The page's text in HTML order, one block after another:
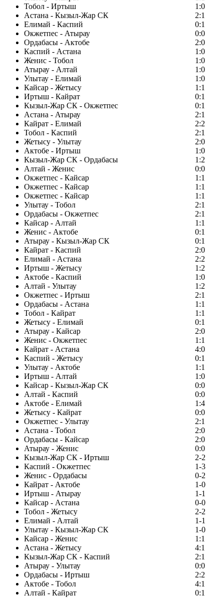
Тобол - Иртыш
1:0
Астана - Кызыл-Жар СК
2:1
Елимай - Каспий
0:1
Окжетпес - Атырау
0:0
Ордабасы - Актобе
2:0
Каспий - Астана
1:0
Женис - Тобол
1:0
Атырау - Алтай
1:0
Улытау - Елимай
1:0
Кайсар - Жетысу
1:1
Иртыш - Кайрат
0:1
Кызыл-Жар СК - Окжетпес
0:1
Астана - Атырау
2:1
Кайрат - Елимай
2:2
Тобол - Каспий
2:1
Жетысу - Улытау
2:0
Актобе - Иртыш
1:0
Кызыл-Жар СК - Ордабасы
1:2
Алтай - Женис
0:0
Окжетпес - Кайсар
1:1
Окжетпес - Кайсар
1:1
Окжетпес - Кайсар
1:1
Улытау - Тобол
2:1
Ордабасы - Окжетпес
2:1
Кайсар - Алтай
1:1
Женис - Актобе
0:1
Атырау - Кызыл-Жар СК
0:1
Кайрат - Каспий
2:0
Елимай - Астана
2:2
Иртыш - Жетысу
1:2
Актобе - Каспий
1:0
Алтай - Улытау
1:2
Окжетпес - Иртыш
2:1
Ордабасы - Астана
1:1
Тобол - Кайрат
1:1
Жетысу - Елимай
0:1
Атырау - Кайсар
2:0
Женис - Окжетпес
1:1
Кайрат - Астана
4:0
Каспий - Жетысу
0:1
Улытау - Актобе
1:1
Иртыш - Алтай
1:0
Кайсар - Кызыл-Жар СК
0:0
Алтай - Каспий
0:0
Актобе - Елимай
1:4
Жетысу - Кайрат
0:0
Окжетпес - Улытау
2:1
Астана - Тобол
2:0
Ордабасы - Кайсар
2:0
Атырау - Женис
0:0
Кызыл-Жар СК - Иртыш
2-2
Каспий - Окжетпес
1-3
Женис - Ордабасы
0-2
Кайрат - Актобе
1-0
Иртыш - Атырау
1-1
Кайсар - Астана
0-0
Тобол - Жетысу
2-2
Елимай - Алтай
1-1
Улытау - Кызыл-Жар СК
1-0
Кайсар - Женис
1:1
Астана - Жетысу
4:1
Кызыл-Жар СК - Каспий
2:1
Атырау - Улытау
0:0
Ордабасы - Иртыш
2:2
Актобе - Тобол
4:1
Алтай - Кайрат
0:1